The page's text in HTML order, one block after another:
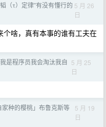
（τ）定律”有没有懂行的 5 月 26
日
个啥，真有本事的谁有工夫在
是程序员我会淘汰我自 5 月 25
日
家种的樱桃」布鲁克斯等
5 月 19
日